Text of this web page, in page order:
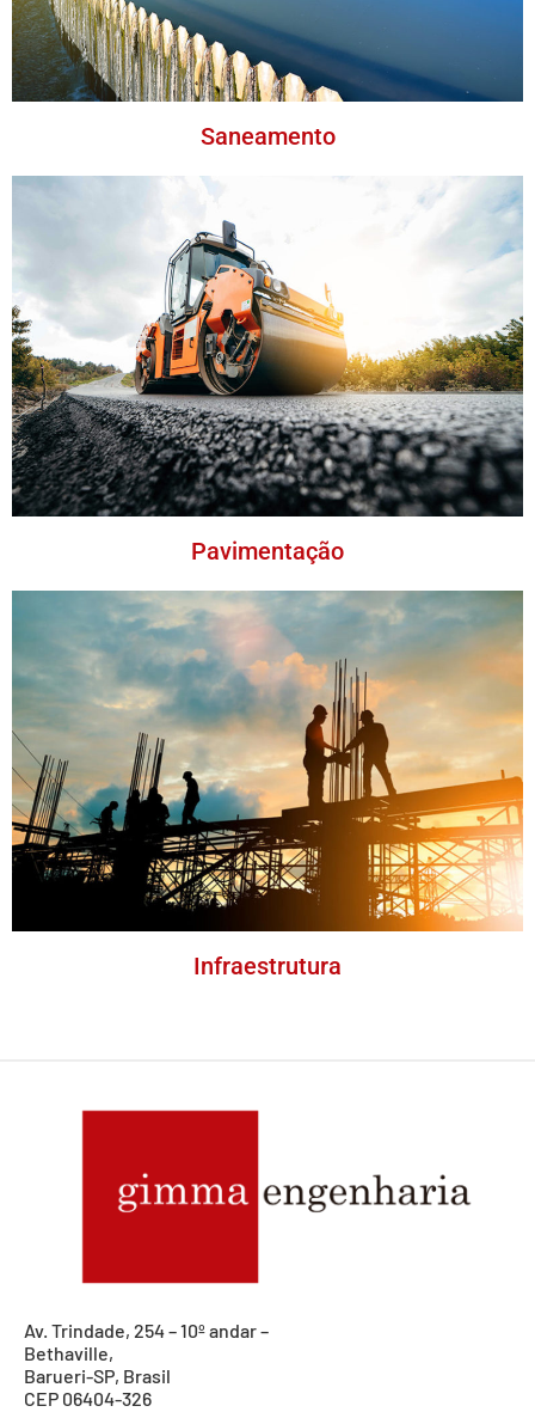
Saneamento
Pavimentação
Infraestrutura
Av. Trindade, 254 – 10º andar –
Bethaville,
Barueri-SP, Brasil
CEP 06404-326